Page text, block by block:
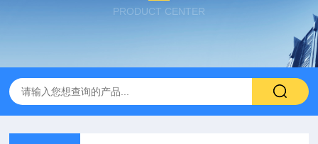
PRODUCT CENTER